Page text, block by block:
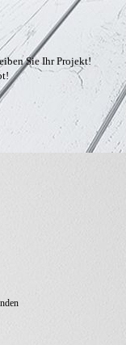
Sie Ihr Projekt!